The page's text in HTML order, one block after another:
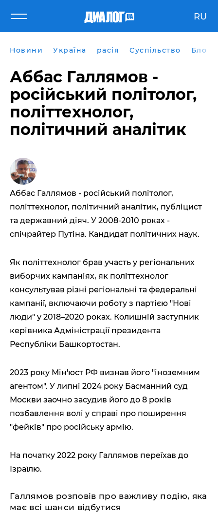
RU
Новини Україна расія Суспільство Блоги
Аббас Галлямов -
російський політолог,
політтехнолог,
політичний аналітик
Аббас Галлямов - російський політолог,
політтехнолог, політичний аналітик, публіцист
та державний діяч. У 2008-2010 роках -
спічрайтер Путіна. Кандидат політичних наук.
Як політтехнолог брав участь у регіональних
виборчих кампаніях, як політтехнолог
консультував різні регіональні та федеральні
кампанії, включаючи роботу з партією "Нові
люди" у 2018–2020 роках. Колишній заступник
керівника Адміністрації президента
Республіки Башкортостан.
2023 року Мін'юст РФ визнав його "іноземним
агентом". У липні 2024 року Басманний суд
Москви заочно засудив його до 8 років
позбавлення волі у справі про поширення
"фейків" про російську армію.
На початку 2022 року Галлямов переїхав до
Ізраїлю.
Галлямов розповів про важливу подію, яка
має всі шанси відбутися